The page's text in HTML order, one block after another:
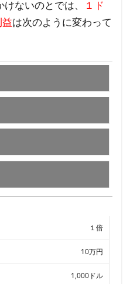
ないのとでは、
１ド
は次のように変わって
１倍
10万円
1,000ドル